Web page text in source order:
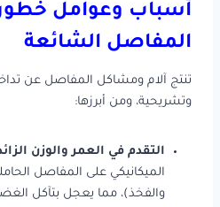
أسباب وعوامل
المفاصل الشائعة
تنتج آلام ومشاكل المفاصل عن
وتشريحية، ومن أبرزها:
التقدم في العمر والوزن
الميكانيكي على المفاصل
والفخذ)، مما يعجل بتآكل